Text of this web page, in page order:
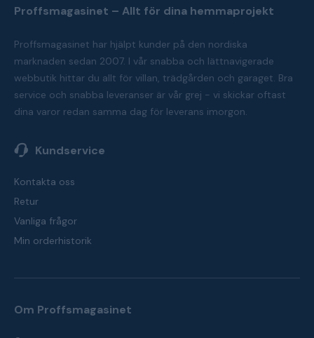
Proffsmagasinet – Allt för dina hemmaprojekt
Proffsmagasinet har hjälpt kunder på den nordiska
marknaden sedan 2007. I vår snabba och lättnavigerade
webbutik hittar du allt för villan, trädgården och garaget. Bra
service och snabba leveranser är vår grej - vi skickar oftast
dina varor redan samma dag för leverans imorgon.
Kundservice
Kontakta oss
Retur
Vanliga frågor
Min orderhistorik
Om Proffsmagasinet